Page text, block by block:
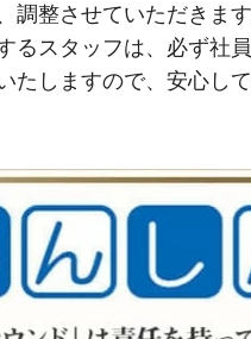
調整させていただきます
るスタッフは、必ず社
たしますので、安心し